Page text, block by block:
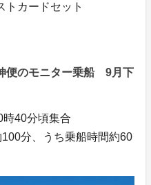
トカードセット
便のモニター乗船 9月下
40分頃集合
分、うち乗船時間約60